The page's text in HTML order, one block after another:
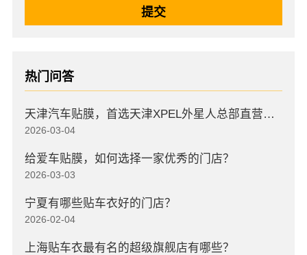
热门问答
天津汽车贴膜，首选天津XPEL外星人总部直营店，高口碑店
2026-03-04
给爱车贴膜，如何选择一家优秀的门店？
2026-03-03
宁夏有哪些贴车衣好的门店？
2026-02-04
上海贴车衣最有名的超级旗舰店有哪些？